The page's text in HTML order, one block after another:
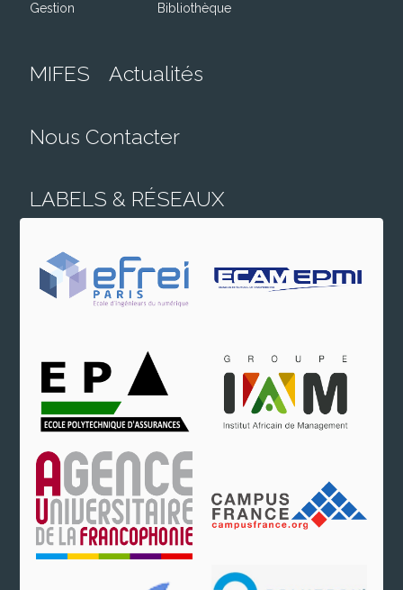
Gestion
Bibliothèque
MIFES Actualités
Nous Contacter
LABELS & RÉSEAUX